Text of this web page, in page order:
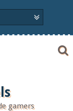
gamers